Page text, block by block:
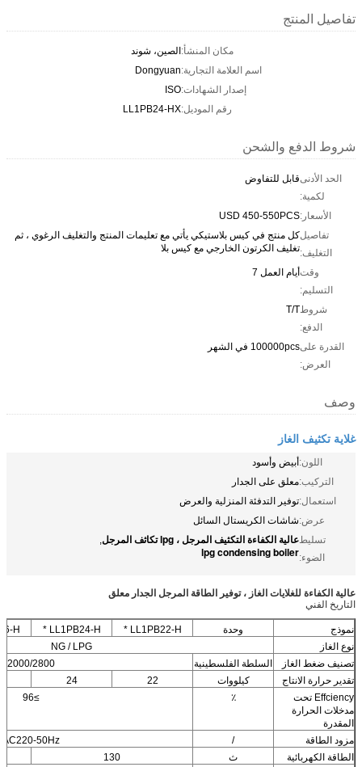
تفاصيل المنتج
مكان المنشأ:الصين، شوند
اسم العلامة التجارية:Dongyuan
إصدار الشهادات:ISO
رقم الموديل:LL1PB24-HX
شروط الدفع والشحن
الحد الأدنى
لكمية:
قابل للتفاوض
الأسعار:USD 450-550PCS
تفاصيل
التغليف:
كل منتج في كيس بلاستيكي يأتي مع تعليمات المنتج والتغليف الرغوي ، ثم
تغليف الكرتون الخارجي مع كيس بلا
وقت
التسليم:
أيام العمل 7
شروط
الدفع:
T/T
القدرة على
العرض:
100000pcs في الشهر
وصف
غلاية تكثيف الغاز
اللون:أبيض وأسود
التركيب:معلق على الجدار
استعمال:توفير التدفئة المنزلية والعرض
عرض:شاشات الكريستال السائل
تسليط
الضوء:
عالية الكفاءة التكثيف المرجل ، lpg تكاثف المرجل ,
lpg condensing boiler
عالية الكفاءة للغلايات الغاز ، توفير الطاقة المرجل الجدار معلق
التاريخ الفني
نموذج وحدة LL1PB22-H *
LL1PB24-H *
H *
نوع الغاز
NG / LPG
تصنيف ضغط الغاز
السلطة الفلسطينية
2000/2800
تقدير حرارة الانتاج
كيلووات 22
24
Effciency تحت
مدخلات الحرارة
المقدرة
٪ ≥96
مزود الطاقة /
AC220-50Hz
الطاقة الكهربائية
ث
130